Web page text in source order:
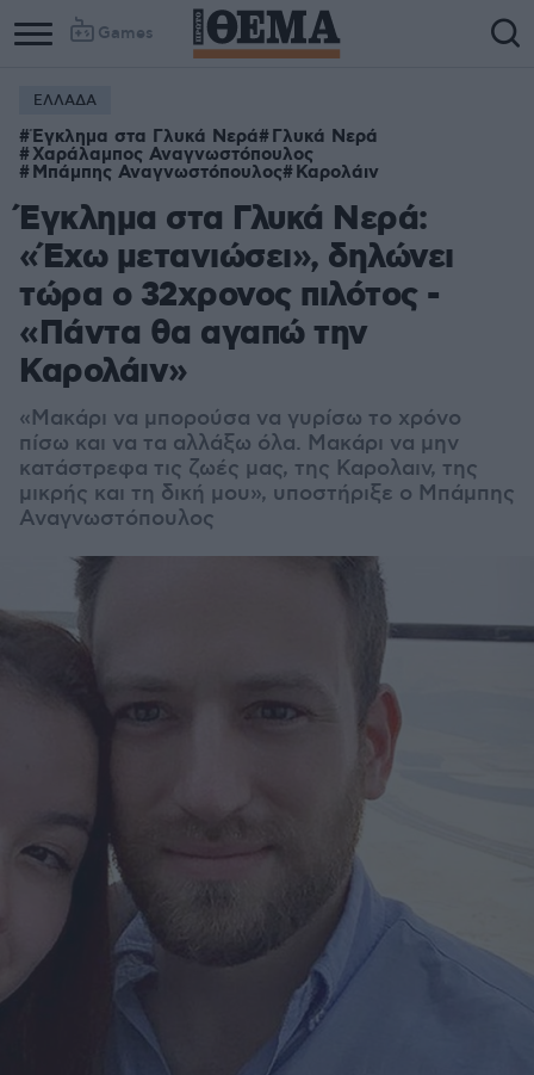
Games
ΕΛΛΑΔΑ
Έγκλημα στα Γλυκά Νερά Γλυκά Νερά
Χαράλαμπος Αναγνωστόπουλος
Μπάμπης Αναγνωστόπουλος Καρολάιν
Έγκλημα στα Γλυκά Νερά:
«Έχω μετανιώσει», δηλώνει
τώρα ο 32χρονος πιλότος -
«Πάντα θα αγαπώ την
Καρολάιν»
«Μακάρι να μπορούσα να γυρίσω το χρόνο
πίσω και να τα αλλάξω όλα. Μακάρι να μην
κατάστρεφα τις ζωές μας, της Καρολαιν, της
μικρής και τη δική μου», υποστήριξε ο Μπάμπης
Αναγνωστόπουλος